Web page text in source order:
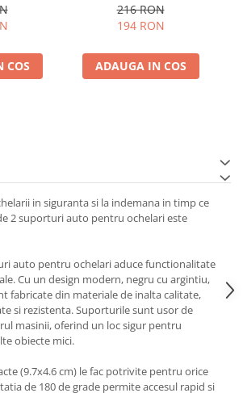
COS
216 RON
194 RON
ADAUGA IN COS
in siguranta si la indemana in timp ce
2 suporturi auto pentru ochelari este
auto pentru ochelari aduce functionalitate
Cu un design modern, negru cu argintiu,
fabricate din materiale de inalta calitate,
si rezistenta. Suporturile sunt usor de
masinii, oferind un loc sigur pentru
obiecte mici.
(9.7x4.6 cm) le fac potrivite pentru orice
de 180 de grade permite accesul rapid si